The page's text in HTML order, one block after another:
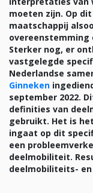
moeten zijn. Op
maatschappij
Sterker nog, er
vastgelegde
Nederlandse
Ginneken
september 2022.
definities van
gebruikt. Het is
ingaat op dit
een
deelmobiliteit.
deelmobiliteits-